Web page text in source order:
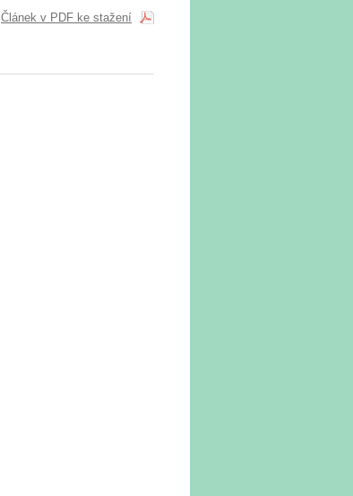
Článek v PDF ke stažení